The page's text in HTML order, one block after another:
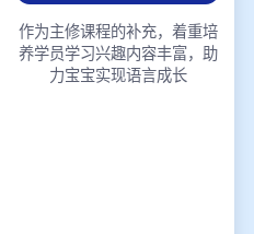
作为主修课程的补充，着重培
养学员学习兴趣内容丰富，助
力宝宝实现语言成长